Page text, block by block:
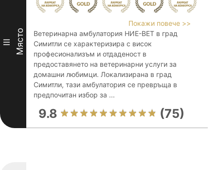
III Място
Покажи повече >>
Ветеринарна амбулатория НИЕ-ВЕТ в град
Симитли се характеризира с висок
професионализъм и отдаденост в
предоставянето на ветеринарни услуги за
домашни любимци. Локализирана в град
Симитли, тази амбулатория се превръща в
предпочитан избор за ...
9.8 (75)